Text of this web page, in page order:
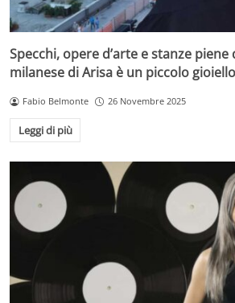
Specchi, opere d’arte e stanze piene
milanese di Arisa è un piccolo gioiello
Fabio Belmonte 26 Novembre 2025
Leggi di più